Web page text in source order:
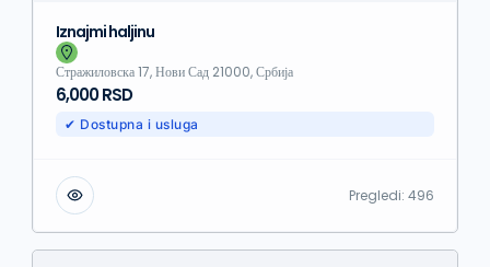
Iznajmi haljinu
Стражиловска 17, Нови Сад 21000, Србија
6,000 RSD
✔ Dostupna i usluga
Pregledi: 496